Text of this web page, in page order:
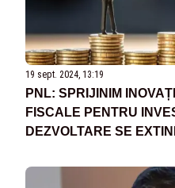
19 sept. 2024, 13:19
PNL: SPRIJINIM
FISCALE PENTRU
DEZVOLTARE SE
AFACERI